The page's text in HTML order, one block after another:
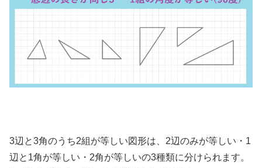
3辺と3角のうち2組が等しい図形は、2辺のみが等しい・1
辺と1角が等しい・2角が等しいの3種類に分けられます。